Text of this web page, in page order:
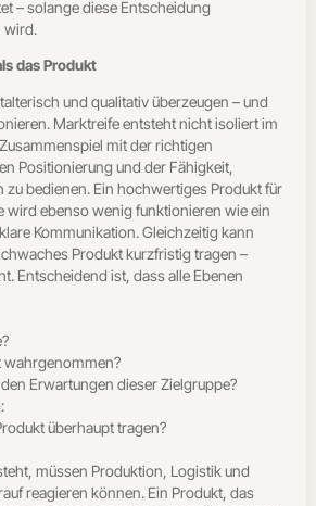
– solange diese Entscheidung
wird.
das Produkt
und qualitativ überzeugen – und
Marktreife entsteht nicht isoliert im
mit der richtigen
Positionierung und der Fähigkeit,
zu bedienen. Ein hochwertiges Produkt für
wird ebenso wenig funktionieren wie ein
Kommunikation. Gleichzeitig kann
Produkt kurzfristig tragen –
Entscheidend ist, dass alle Ebenen
wahrgenommen?
Erwartungen dieser Zielgruppe?
überhaupt tragen?
müssen Produktion, Logistik und
reagieren können. Ein Produkt, das